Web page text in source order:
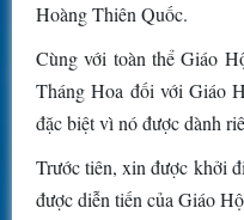
Hoàng Thiên Quốc.
Cùng với toàn thể Giáo
Tháng Hoa đối với Giáo
đặc biệt vì nó được dành
Trước tiên, xin được khởi
được diễn tiến của Giáo